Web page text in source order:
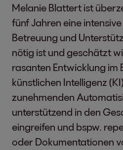
Melanie Blattert ist
fünf Jahren eine
Betreuung und
nötig ist und geschätzt
rasanten Entwicklung im
künstlichen Intelligenz
zunehmenden
unterstützend in den
eingreifen und bspw.
oder Dokumentationen